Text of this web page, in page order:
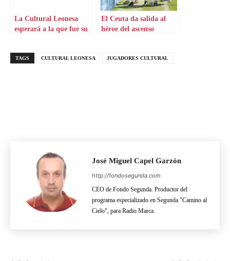
La Cultural Leonesa
esperará a la que fue su
El Ceuta da salida al
héroe del ascenso
TAGS CULTURAL LEONESA JUGADORES CULTURAL
José Miguel Capel Garzón
http://fondosegunda.com
CEO de Fondo Segunda. Productor del
programa especializado en Segunda "Camino al
Cielo", para Radio Marca.